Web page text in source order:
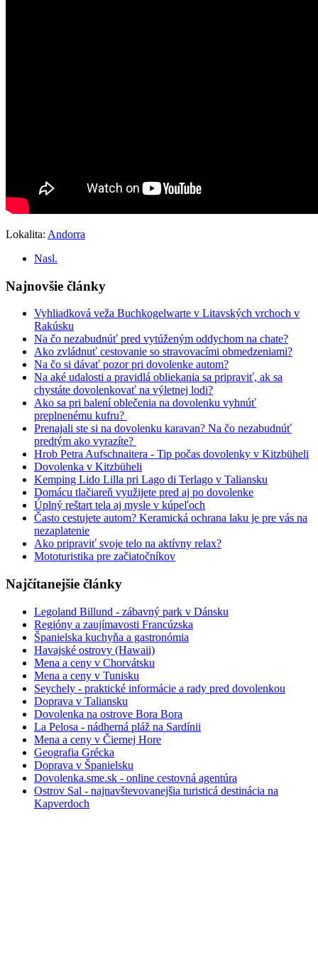
Lokalita: Andorra
Nasl.
Najnovšie články
Vyhliadková veža Buchkogelwarte v Litavských vrchoch v
Rakúsku
Na čo nezabudnúť pred vytúženým oddychom na chate?
Ako zvládnuť cestovanie so stravovacími obmedzeniami?
Na čo si dávať pozor pri dovolenke autom?
Na aké udalosti a pravidlá obliekania sa pripraviť, ak sa
chystáte dovolenkovať na výletnej lodi?
Ako sa pri balení oblečenia na dovolenku vyhnúť
preplnenému kufru?
Prenajali ste si na dovolenku karavan? Na čo nezabudnúť
predtým ako vyrazíte?
Hrob Petra Aufschnaitera - Tip počas dovolenky v Kitzbüheli
Dovolenka v Kitzbüheli
Kemping Lido Lilla pri Lago di Terlago v Taliansku
Domácu tlačiareň využijete pred aj po dovolenke
Úplný reštart tela aj mysle v kúpeľoch
Často cestujete autom? Keramická ochrana laku je pre vás na
nezaplatenie
Ako pripraviť svoje telo na aktívny relax?
Mototuristika pre začiatočníkov
Najčítanejšie články
Legoland Billund - zábavný park v Dánsku
Regióny a zaujímavosti Francúzska
Španielska kuchyňa a gastronómia
Havajské ostrovy (Hawaii)
Mena a ceny v Chorvátsku
Mena a ceny v Tunisku
Seychely - praktické informácie a rady pred dovolenkou
Doprava v Taliansku
Dovolenka na ostrove Bora Bora
La Pelosa - nádherná pláž na Sardínii
Mena a ceny v Čiernej Hore
Geografia Grécka
Doprava v Španielsku
Dovolenka.sme.sk - online cestovná agentúra
Ostrov Sal - najnavštevovanejšia turisticá destinácia na
Kapverdoch